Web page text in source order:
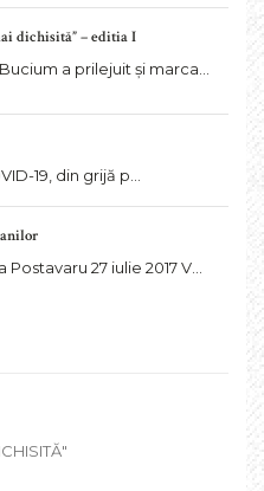
dichisită” – editia I
a prilejuit și marca...
19, din grijă p...
27 iulie 2017 V...